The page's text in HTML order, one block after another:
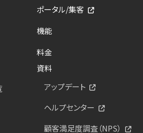
ポータル/集客
機能
料金
資料
アップデート
ヘルプセンター
顧客満足度調査（NPS）